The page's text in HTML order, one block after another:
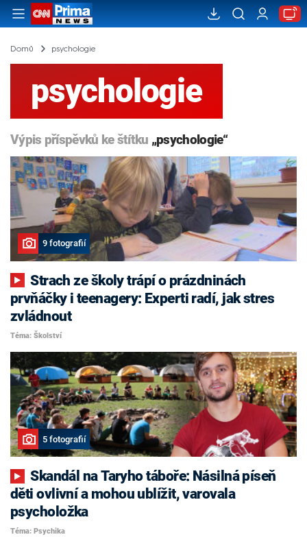
Domů psychologie
psychologie
Výpis příspěvků ke štítku „psychologie“
9 fotografií
Strach ze školy trápí o prázdninách
prvňáčky i teenagery: Experti radí, jak stres
zvládnout
Téma: Školství
5 fotografií
Skandál na Taryho táboře: Násilná píseň
děti ovlivní a mohou ublížit, varovala
psycholožka
Téma: Psychika